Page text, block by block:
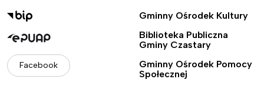
Facebook
Gminny Ośrodek Kultury
Biblioteka Publiczna
Gminy Czastary
Gminny Ośrodek Pomocy
Społecznej